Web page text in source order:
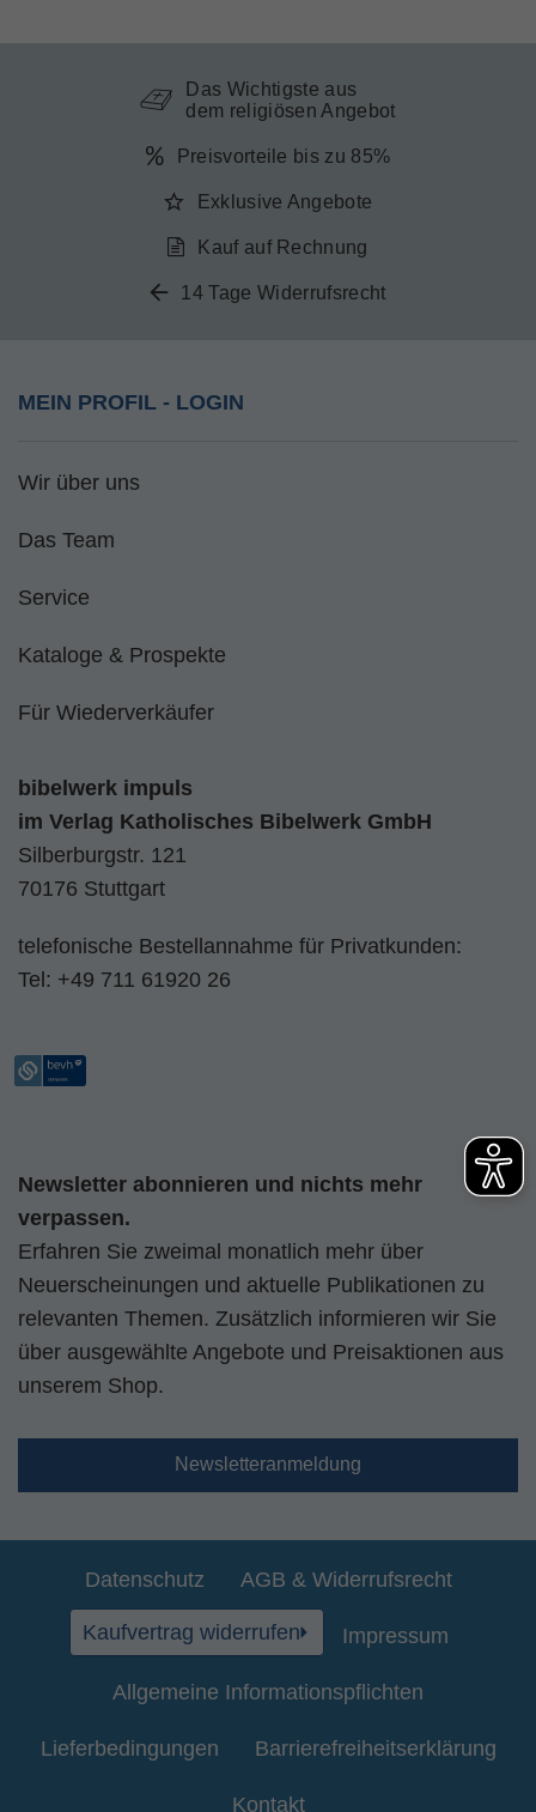
Das Wichtigste aus
dem religiösen Angebot
Preisvorteile bis zu 85%
Exklusive Angebote
Kauf auf Rechnung
14 Tage Widerrufsrecht
MEIN PROFIL - LOGIN
Wir über uns
Das Team
Service
Kataloge & Prospekte
Für Wiederverkäufer
bibelwerk impuls
im Verlag Katholisches Bibelwerk GmbH
Silberburgstr. 121
70176 Stuttgart
telefonische Bestellannahme für Privatkunden:
Tel: +49 711 61920 26
Newsletter abonnieren und nichts mehr
verpassen.
Erfahren Sie zweimal monatlich mehr über
Neuerscheinungen und aktuelle Publikationen zu
relevanten Themen. Zusätzlich informieren wir Sie
über ausgewählte Angebote und Preisaktionen aus
unserem Shop.
Newsletteranmeldung
Datenschutz AGB & Widerrufsrecht
Kaufvertrag widerrufen Impressum
Allgemeine Informationspflichten
Lieferbedingungen Barrierefreiheitserklärung
Kontakt